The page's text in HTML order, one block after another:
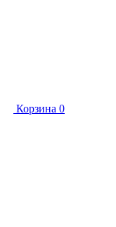
Корзина 0